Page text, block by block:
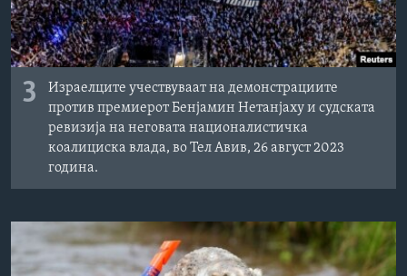
3
Израелците учествуваат на демонстрациите
против премиерот Бенјамин Нетанјаху и судската
ревизија на неговата националистичка
коалициска влада, во Тел Авив, 26 август 2023
година.